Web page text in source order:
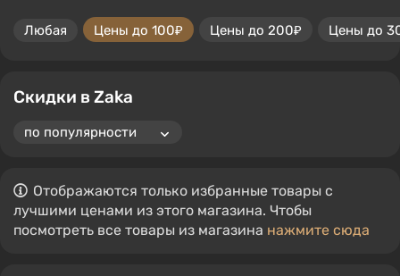
Любая Цены до 100₽ Цены до 200₽ Цены до
Скидки в Zaka
Отображаются только избранные товары с
лучшими ценами из этого магазина. Чтобы
посмотреть все товары из магазина нажмите сюда